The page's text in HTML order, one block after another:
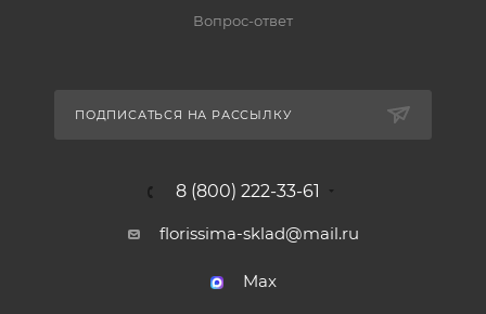
Вопрос-ответ
ПОДПИСАТЬСЯ НА РАССЫЛКУ
8 (800) 222-33-61
florissima-sklad@mail.ru
Max